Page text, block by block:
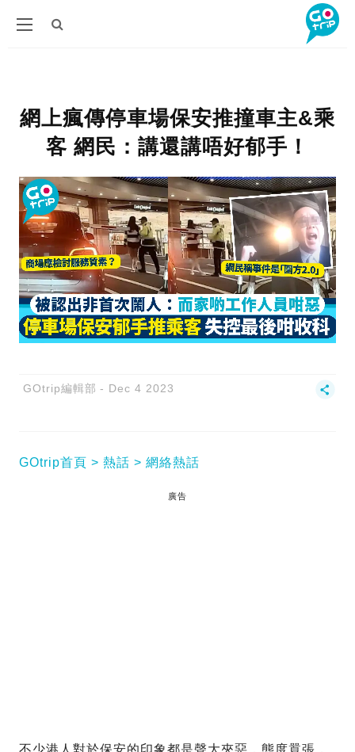
網上瘋傳停車場保安推撞車主&乘
客 網民：講還講唔好郁手！
GOtrip編輯部 Dec 4 2023
GOtrip首頁 熱話 網絡熱話
廣告
不少港人對於保安的印象都是聲大夾惡，態度囂張，